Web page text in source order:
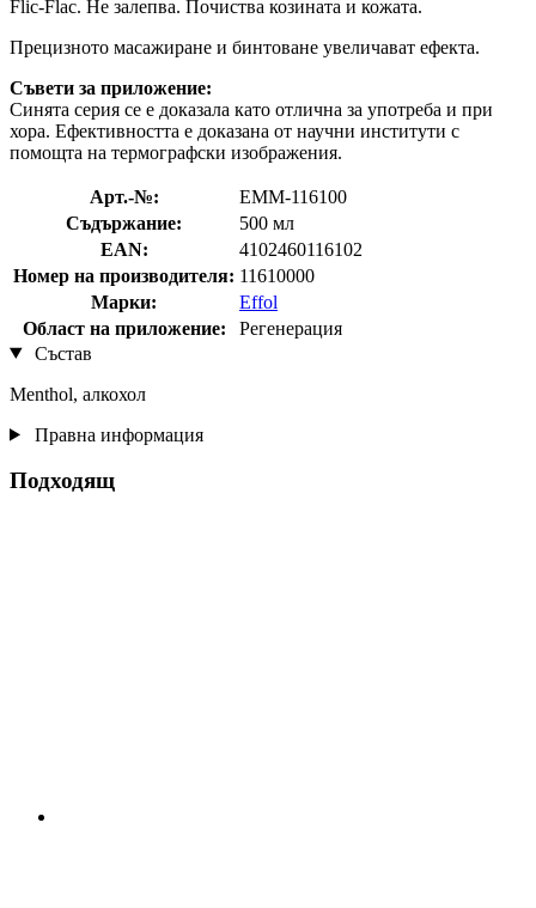
Flic-Flac. Не залепва. Почиства козината и кожата.
Прецизното масажиране и бинтоване увеличават ефекта.
Съвети за приложение:
Синята серия се е доказала като отлична за употреба и при
хора. Ефективността е доказана от научни институти с
помощта на термографски изображения.
Арт.-№:
EMM-116100
Съдържание:
500 мл
EAN:
4102460116102
Номер на производителя: 11610000
Марки:
Effol
Област на приложение:
Регенерация
Състав
Menthol, алкохол
Правна информация
Подходящ